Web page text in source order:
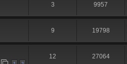
3 9957
9 19798
12 27064